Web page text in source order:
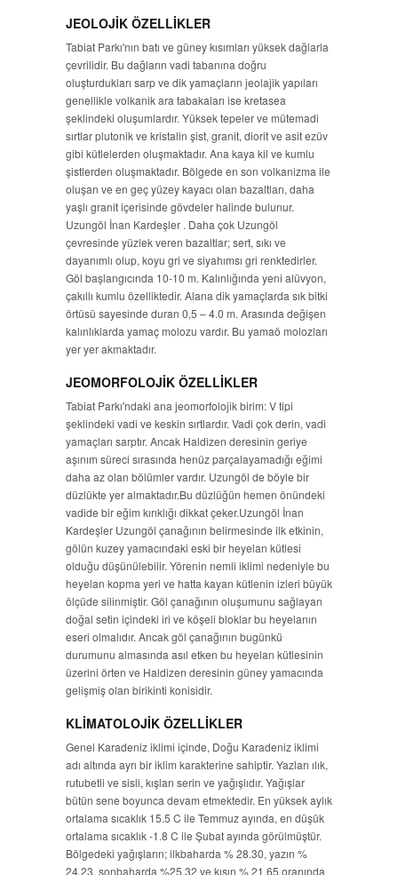
JEOLOJİK ÖZELLİKLER
Tabiat Parkı'nın batı ve güney kısımları yüksek dağlarla
çevrilidir. Bu dağların vadi tabanına doğru
oluşturdukları sarp ve dik yamaçların jeolajik yapıları
genellikle volkanik ara tabakaları ise kretasea
şeklindeki oluşumlardır. Yüksek tepeler ve mütemadi
sırtlar plutonik ve kristalin şist, granit, diorit ve asit ezüv
gibi kütlelerden oluşmaktadır. Ana kaya kil ve kumlu
şistlerden oluşmaktadır. Bölgede en son volkanizma ile
oluşan ve en geç yüzey kayacı olan bazaltları, daha
yaşlı granit içerisinde gövdeler halinde bulunur.
Uzungöl İnan Kardeşler . Daha çok Uzungöl
çevresinde yüzlek veren bazaltlar; sert, sıkı ve
dayanımlı olup, koyu gri ve siyahımsı gri renktedirler.
Göl başlangıcında 10-10 m. Kalınlığında yeni alüvyon,
çakıllı kumlu özelliktedir. Alana dik yamaçlarda sık bitki
örtüsü sayesinde duran 0,5 – 4.0 m. Arasında değişen
kalınlıklarda yamaç molozu vardır. Bu yamaö molozları
yer yer akmaktadır.
JEOMORFOLOJİK ÖZELLİKLER
Tabiat Parkı'ndaki ana jeomorfolojik birim: V tipi
şeklindeki vadi ve keskin sırtlardır. Vadi çok derin, vadi
yamaçları sarptır. Ancak Haldizen deresinin geriye
aşınım süreci sırasında henüz parçalayamadığı eğimi
daha az olan bölümler vardır. Uzungöl de böyle bir
düzlükte yer almaktadır.Bu düzlüğün hemen önündeki
vadide bir eğim kırıklığı dikkat çeker.Uzungöl İnan
Kardeşler Uzungöl çanağının belirmesinde ilk etkinin,
gölün kuzey yamacındaki eski bir heyelan kütlesi
olduğu düşünülebilir. Yörenin nemli iklimi nedeniyle bu
heyelan kopma yeri ve hatta kayan kütlenin izleri büyük
ölçüde silinmiştir. Göl çanağının oluşumunu sağlayan
doğal setin içindeki iri ve köşeli bloklar bu heyelanın
eseri olmalıdır. Ancak göl çanağının bugünkü
durumunu almasında asıl etken bu heyelan kütlesinin
üzerini örten ve Haldizen deresinin güney yamacında
gelişmiş olan birikinti konisidir.
KLİMATOLOJİK ÖZELLİKLER
Genel Karadeniz iklimi içinde, Doğu Karadeniz iklimi
adı altında ayrı bir iklim karakterine sahiptir. Yazları ılık,
rutubetli ve sisli, kışları serin ve yağışlıdır. Yağışlar
bütün sene boyunca devam etmektedir. En yüksek aylık
ortalama sıcaklık 15.5 C ile Temmuz ayında, en düşük
ortalama sıcaklık -1.8 C ile Şubat ayında görülmüştür.
Bölgedeki yağışların; ilkbaharda % 28.30, yazın %
24.23, sonbaharda %25.32 ve kışın % 21.65 oranında